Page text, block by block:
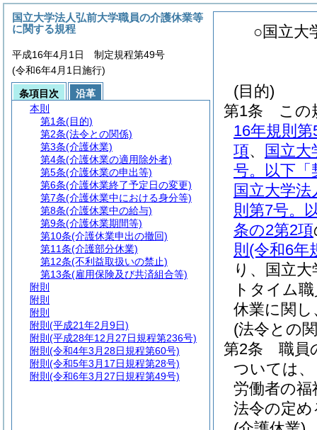
○国立大
(目的)
第1条
この
16年規則
項、
国立
号。以下「
国立大学
則第7号。
条の2第2項
則 (令和6年
り、国立
トタイム
休業に関
(法令との
第2条
職員
ついては
労働者の福
法令の定
国立大学法人弘前大学職員の介護休業等
に関する規程
平成16年4月1日 制定規程第49号
(令和6年4月1日施行)
条項目次
沿革
本則
第1条(目的)
第2条(法令との関係)
第3条(介護休業)
第4条(介護休業の適用除外者)
第5条(介護休業の申出等)
第6条(介護休業終了予定日の変更)
第7条(介護休業中における身分等)
第8条(介護休業中の給与)
第9条(介護休業期間等)
第10条(介護休業申出の撤回)
第11条(介護部分休業)
第12条(不利益取扱いの禁止)
第13条(雇用保険及び共済組合等)
附則
附則
附則
附則 (平成21年2月9日)
附則 (平成28年12月27日規程第236号)
附則 (令和4年3月28日規程第60号)
附則 (令和5年3月17日規程第28号)
附則 (令和6年3月27日規程第49号)